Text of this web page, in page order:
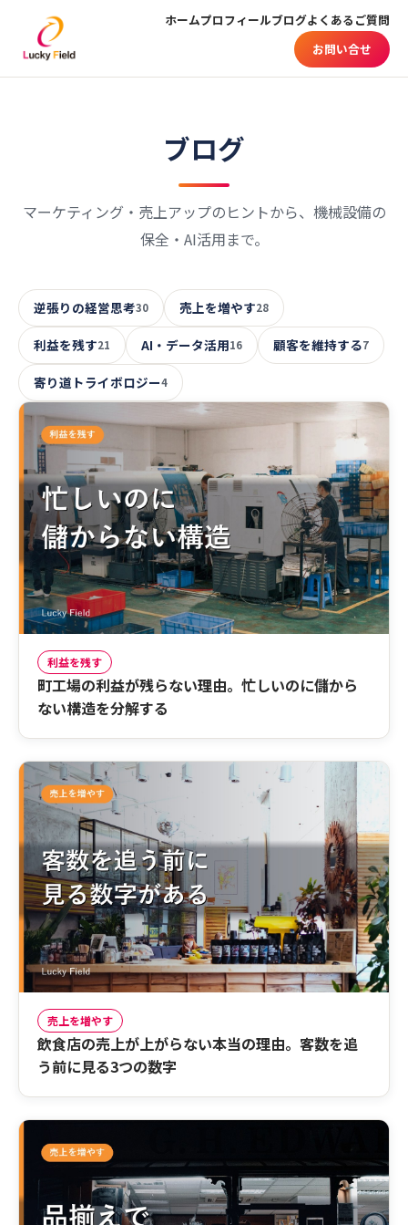
ホームプロフィールブログよくあるご質問
お問い合せ
ブログ
マーケティング・売上アップのヒントから、機械設備の
保全・AI活用まで。
逆張りの経営思考30 売上を増やす28
利益を残す21 AI・データ活用16 顧客を維持する7
寄り道トライボロジー4
利益を残す
町工場の利益が残らない理由。忙しいのに儲から
ない構造を分解する
売上を増やす
飲食店の売上が上がらない本当の理由。客数を追
う前に見る3つの数字